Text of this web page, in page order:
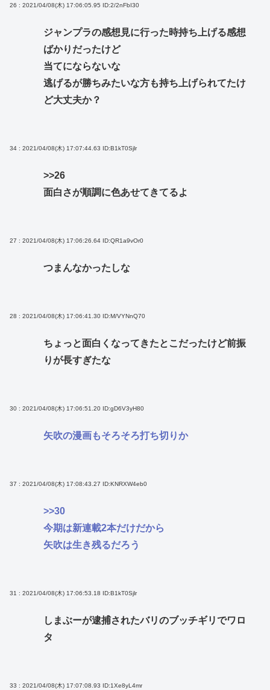
26 : 2021/04/08(木) 17:06:05.95 ID:2/2nFbI30
ジャンプラの感想見に行った時持ち上げる感想
ばかりだったけど
当てにならないな
逃げるが勝ちみたいな方も持ち上げられてたけ
ど大丈夫か？
34 : 2021/04/08(木) 17:07:44.63 ID:B1kT0Sjlr
>>26
面白さが順調に色あせてきてるよ
27 : 2021/04/08(木) 17:06:26.64 ID:QR1a9vOr0
つまんなかったしな
28 : 2021/04/08(木) 17:06:41.30 ID:M/VYNnQ70
ちょっと面白くなってきたとこだったけど前振
りが長すぎたな
30 : 2021/04/08(木) 17:06:51.20 ID:gD6V3yH80
矢吹の漫画もそろそろ打ち切りか
37 : 2021/04/08(木) 17:08:43.27 ID:KNRXW4eb0
>>30
今期は新連載2本だけだから
矢吹は生き残るだろう
31 : 2021/04/08(木) 17:06:53.18 ID:B1kT0Sjlr
しまぶーが逮捕されたバリのブッチギリでワロ
タ
33 : 2021/04/08(木) 17:07:08.93 ID:1Xe8yL4mr